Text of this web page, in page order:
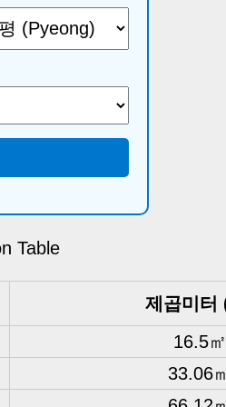
Table
제곱미터
16.5㎡
33.06